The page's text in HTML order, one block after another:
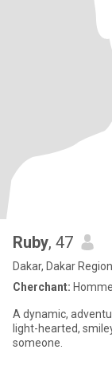
Ruby, 47
Dakar, Dakar
Cherchant:
A dynamic,
light-hearted,
someone.